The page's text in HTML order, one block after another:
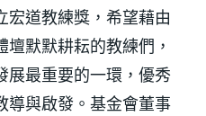
宏道教練獎，希望藉由
默默耕耘的教練們，
展最重要的一環，優秀
導與啟發。基金會董事